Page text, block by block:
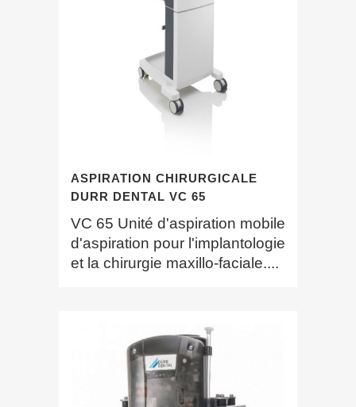
ASPIRATION CHIRURGICALE
DURR DENTAL VC 65
VC 65 Unité d'aspiration mobile
d'aspiration pour l'implantologie
et la chirurgie maxillo-faciale....